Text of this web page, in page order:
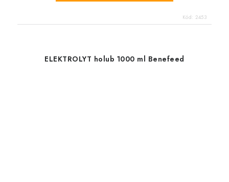
Kód: 2453
ELEKTROLYT holub 1000 ml Benefeed